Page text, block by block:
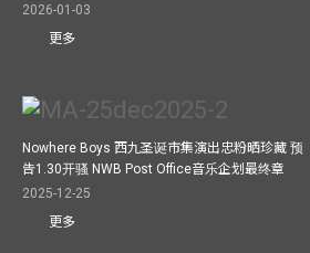
2026-01-03
更多
Nowhere Boys 西九圣诞市集演出忠粉晒珍藏 预
告1.30开骚 NWB Post Office音乐企划最终章
2025-12-25
更多